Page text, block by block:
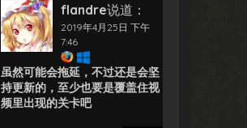
flandre说道：
2019年4月25日 下午
7:46
虽然可能会拖延，不过还是会坚
持更新的，至少也要是覆盖住视
频里出现的关卡吧